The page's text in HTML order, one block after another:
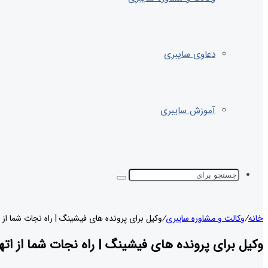
دعاوی سایبری
آموزش سایبری
خانه/وکالت و مشاوره سایبری/وکیل برای پرونده های فیشینگ | راه نجات شما از
وکیل برای پرونده های فیشینگ | راه نجات شما از